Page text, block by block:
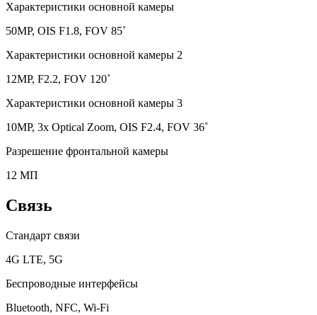
Характеристики основной камеры
50MP, OIS F1.8, FOV 85˚
Характеристики основной камеры 2
12MP, F2.2, FOV 120˚
Характеристики основной камеры 3
10MP, 3x Optical Zoom, OIS F2.4, FOV 36˚
Разрешение фронтальной камеры
12 МП
Связь
Стандарт связи
4G LTE, 5G
Беспроводные интерфейсы
Bluetooth, NFC, Wi-Fi